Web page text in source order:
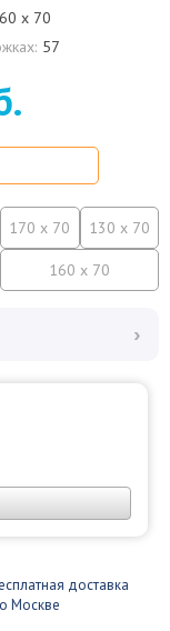
х 70
57
170 x 70 130 x 70
160 x 70
›
доставка
Москве